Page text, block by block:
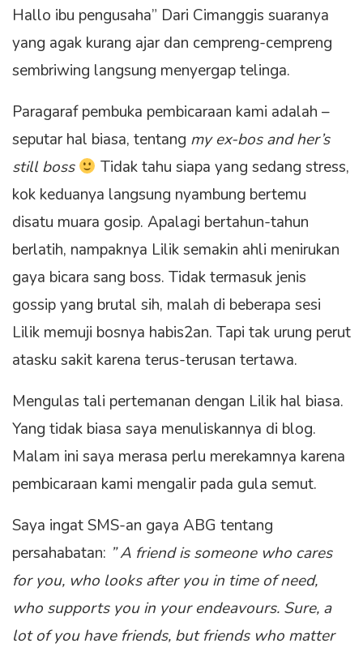
Hallo ibu pengusaha” Dari Cimanggis suaranya
yang agak kurang ajar dan cempreng-cempreng
sembriwing langsung menyergap telinga.
Paragaraf pembuka pembicaraan kami adalah –
seputar hal biasa, tentang my ex-bos and her’s
still boss
Tidak tahu siapa yang sedang stress,
kok keduanya langsung nyambung bertemu
disatu muara gosip. Apalagi bertahun-tahun
berlatih, nampaknya Lilik semakin ahli menirukan
gaya bicara sang boss. Tidak termasuk jenis
gossip yang brutal sih, malah di beberapa sesi
Lilik memuji bosnya habis2an. Tapi tak urung perut
atasku sakit karena terus-terusan tertawa.
Mengulas tali pertemanan dengan Lilik hal biasa.
Yang tidak biasa saya menuliskannya di blog.
Malam ini saya merasa perlu merekamnya karena
pembicaraan kami mengalir pada gula semut.
Saya ingat SMS-an gaya ABG tentang
persahabatan: ” A friend is someone who cares
for you, who looks after you in time of need,
who supports you in your endeavours. Sure, a
lot of you have friends, but friends who matter